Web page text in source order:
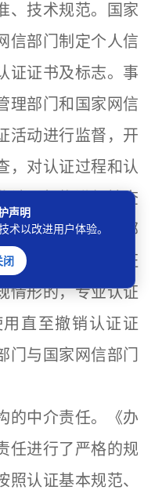
、技术规范。国家
信部门制定个人信
证证书及标志。事
理部门和国家网信
活动进行监督，开
，对认证过程和认
认证机构进行抽查
网信部门和有关部
理工作中发现获证
情形的，专业认证
直至撤销认证证
门与国家网信部门
中介责任。《办
任进行了严格的规
认证基本规范、
声明
术以改进用户体验。
闭